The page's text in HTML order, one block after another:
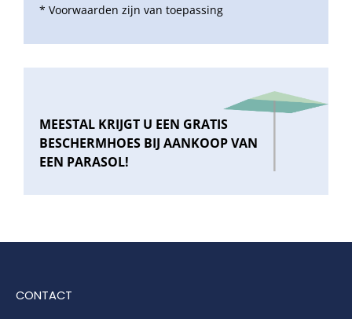
* Voorwaarden zijn van toepassing
MEESTAL KRIJGT U EEN GRATIS
BESCHERMHOES BIJ AANKOOP VAN
EEN PARASOL!
CONTACT